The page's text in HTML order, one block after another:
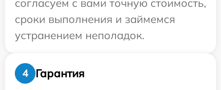
согласуем с вами точную стоимость,
сроки выполнения и займемся
устранением неполадок.
4
Гарантия